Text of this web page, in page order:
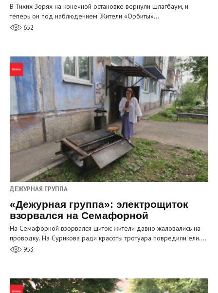
В Тихих Зорях на конечной остановке вернули шлагбаум, и
теперь он под наблюдением. Жители «Орбиты»…
652
ДЕЖУРНАЯ ГРУППА
«Дежурная группа»: электрощиток
взорвался на Семафорной
На Семафорной взорвался щиток: жители давно жаловались на
проводку. На Сурикова ради красоты тротуара повредили ели.…
953